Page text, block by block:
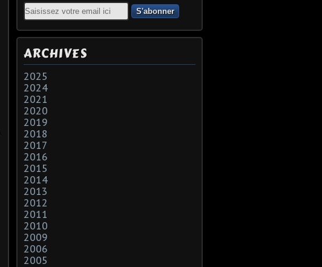
Email
ARCHIVES
2025
2024
2021
2020
2019
2018
2017
2016
2015
2014
2013
2012
2011
2010
2009
2006
2005